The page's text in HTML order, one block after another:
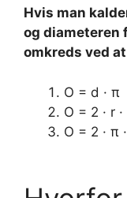
Hvis man
og diameteren
omkreds ved
O = d · π
O = 2 · r
O = 2 · π